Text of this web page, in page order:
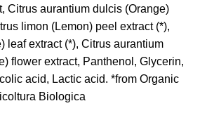
Citrus aurantium dulcis (Orange)
limon (Lemon) peel extract (*),
leaf extract (*), Citrus aurantium
flower extract, Panthenol, Glycerin,
acid, Lactic acid. *from Organic
Biologica